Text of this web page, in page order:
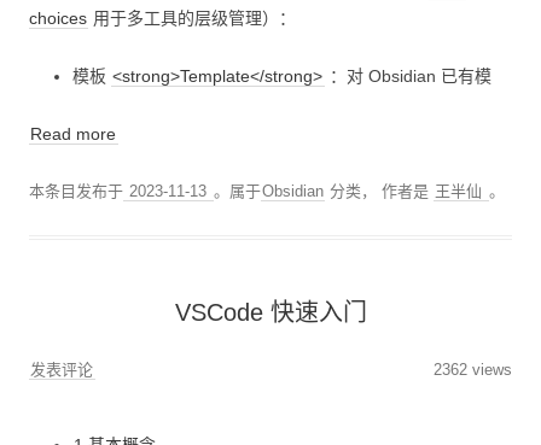
choices 用于多工具的层级管理）：
模板 <strong>Template</strong> ：对 Obsidian 已有模
Read more
本条目发布于 2023-11-13 。属于Obsidian 分类，作者是 王半仙 。
VSCode 快速入门
发表评论 2362 views